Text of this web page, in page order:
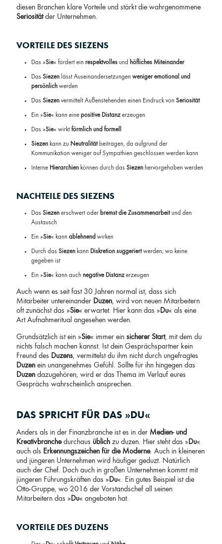
diesen Branchen klare Vorteile und stärkt die wahrgenommene
Seriositätder Unternehmen.
VORTEILE DES SIEZENS
Das »Sie« fördert ein respektvolles und höfliches Miteinander
Das Siezen lässt Auseinandersetzungen weniger emotional und
persönlich werden
Das Siezen vermittelt Außenstehenden einen Eindruck von Seriosität
Ein »Sie« kann eine positive Distanzerzeugen
Das »Sie« wirkt förmlich und formell
Siezen kann zu Neutralitätbeitragen, da aufgrund der
Kommunikation weniger auf Sympathien geschlossen werden kann
Interne Hierarchien können durch das Siezen hervorgehoben werden
NACHTEILE DES SIEZENS
Das Siezen erschwert oder bremst die Zusammenarbeitund den
Austausch
Ein »Sie« kann ablehnend wirken
Durch das Siezen kann Diskretion suggeriertwerden, wo keine
gegeben ist
Ein »Sie« kann auch negative Distanzerzeugen
Auch wenn es seit fast 30 Jahren normal ist, dass sich
Mitarbeiter untereinander Duzen, wird von neuen Mitarbeitern
oft zunächst das »Sie« erwartet. Hier kann das »Du« als eine
Art Aufnahmeritual angesehen werden.
Grundsätzlich ist ein »Sie« immer ein sicherer Start, mit dem du
nichts falsch machen kannst. Ist dein Gesprächspartner kein
Freund des Duzens, vermittelst du ihm nicht durch ungefragtes
Duzen ein unangenehmes Gefühl. Sollte für ihn hingegen das
Duzen dazugehören, wird er das Thema im Verlauf eures
Gesprächs wahrscheinlich ansprechen.
DAS SPRICHT FÜR DAS »DU«
Anders als in der Finanzbranche ist es in der Medien- und
Kreativbranchedurchaus üblich zu duzen. Hier steht das »Du«
auch als Erkennungszeichen für die Moderne. Auch in kleineren
und jüngeren Unternehmen wird häufiger geduzt. Natürlich
auch der Chef. Doch auch in großen Unternehmen kommt mit
jüngeren Führungskräften das »Du«. Ein gutes Beispiel ist die
Otto-Gruppe, wo 2016 der Vorstandschef all seinen
Mitarbeitern das »Du« angeboten hat.
VORTEILE DES DUZENS